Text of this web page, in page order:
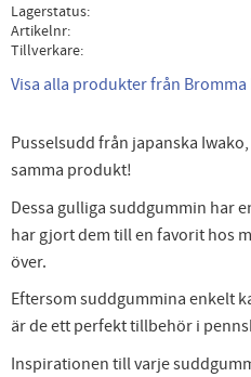
Lagerstatus
Artikelnr
Tillverkare
Visa alla produkter från
Pusselsudd från japanska
samma produkt!
Dessa gulliga suddgummin har
har gjort dem till en favorit hos
över.
Eftersom suddgummina enkelt
är de ett perfekt tillbehör i
Inspirationen till varje